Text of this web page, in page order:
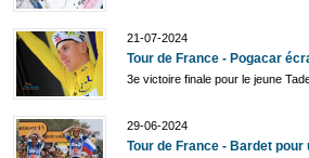
21-07-2024
Tour de France - Pogacar
3e victoire finale pour le jeune
29-06-2024
Tour de France - Bardet